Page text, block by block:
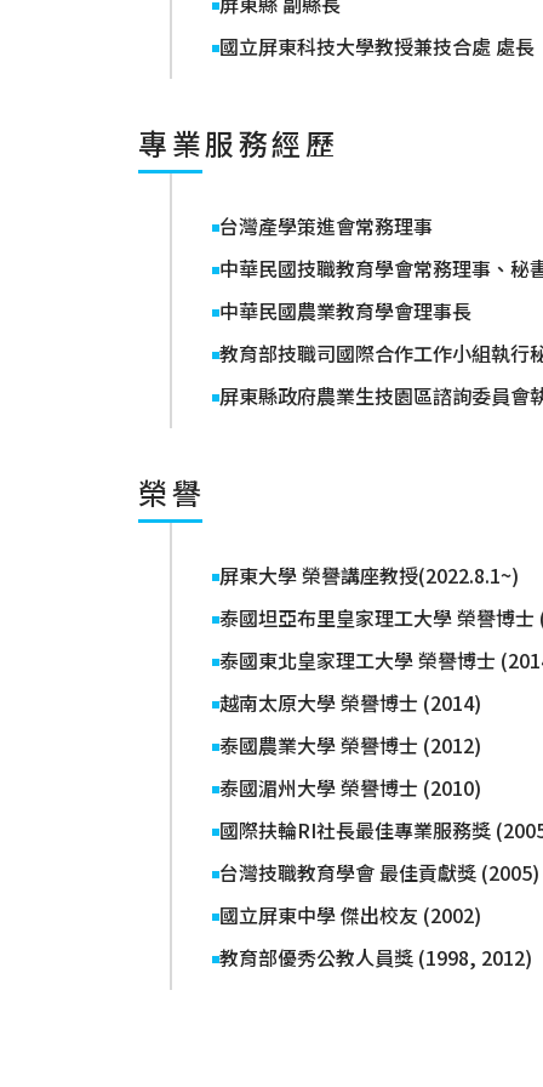
國立屏東科技大學教授兼技合處 處長
專業服務經歷
台灣產學策進會常務理事
中華民國技職教育學會常務理事、秘
中華民國農業教育學會理事長
教育部技職司國際合作工作小組執行
屏東縣政府農業生技園區諮詢委員會
榮譽
屏東大學 榮譽講座教授(2022.8.1~)
泰國坦亞布里皇家理工大學 榮譽博士
泰國東北皇家理工大學 榮譽博士
越南太原大學 榮譽博士 (2014)
泰國農業大學 榮譽博士 (2012)
泰國湄州大學 榮譽博士 (2010)
國際扶輪RI社長最佳專業服務獎
台灣技職教育學會 最佳貢獻獎 (2005)
國立屏東中學 傑出校友 (2002)
教育部優秀公教人員獎 (1998, 2012)